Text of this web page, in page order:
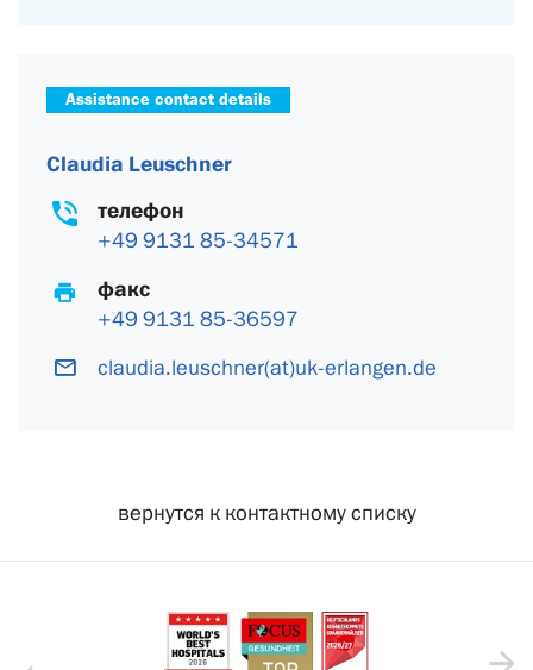
Assistance contact details
Claudia Leuschner
телефон
+49 9131 85-34571
факс
+49 9131 85-36597
claudia.leuschner(at)uk-erlangen.de
вернутся к контактному списку